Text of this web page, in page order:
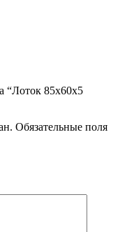
“Лоток 85x60x5
Обязательные поля